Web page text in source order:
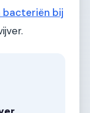
bacteriën bij